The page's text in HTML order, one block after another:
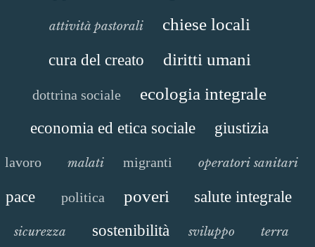
attività pastorali chiese locali
cura del creato diritti umani
dottrina sociale ecologia integrale
economia ed etica sociale giustizia
lavoro malati migranti operatori sanitari
pace politica poveri salute integrale
sicurezza sostenibilità sviluppo terra